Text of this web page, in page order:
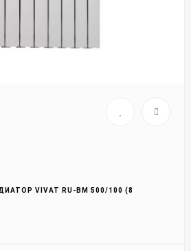
VIVAT RU-BM 500/100 (8